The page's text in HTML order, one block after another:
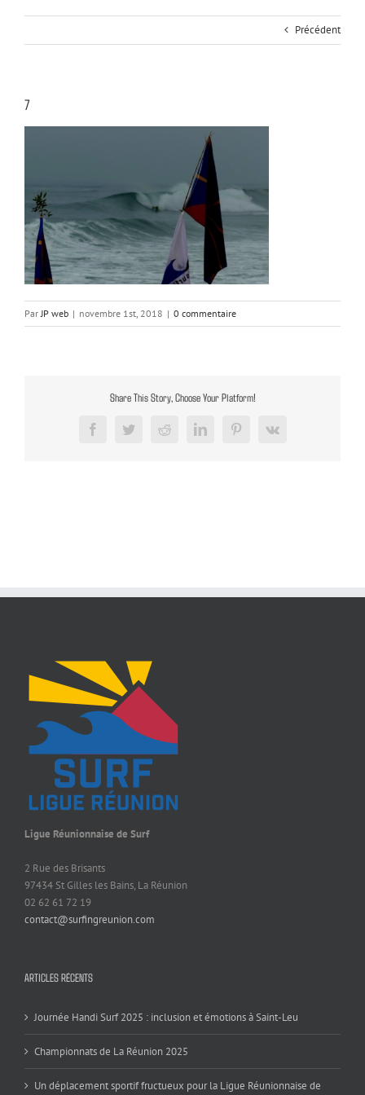
Précédent
7
Par JP web | novembre 1st, 2018 | 0 commentaire
Share This Story, Choose Your Platform!
FacebookTwitterRedditLinkedInPinterest
Vk
Ligue Réunionnaise de Surf
2 Rue des Brisants
97434 St Gilles les Bains, La Réunion
02 62 61 72 19
contact@surfingreunion.com
ARTICLES RÉCENTS
Journée Handi Surf 2025 : inclusion et émotions à Saint-Leu
Championnats de La Réunion 2025
Un déplacement sportif fructueux pour la Ligue Réunionnaise de